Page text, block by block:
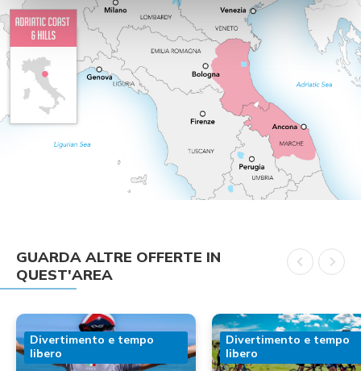
GUARDA ALTRE OFFERTE IN
QUEST'AREA
Divertimento e tempo
libero
Divertimento e tempo
libero